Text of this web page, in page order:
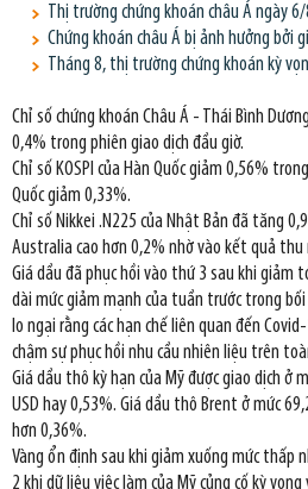
Thị trường chứng khoán châu Á ngày
Chứng khoán châu Á bị ảnh hưởng bởi
Tháng 8, thị trường chứng khoán kỳ
Chỉ số chứng khoán Châu Á - Thái Bình
0,4% trong phiên giao dịch đầu giờ.
Chỉ số KOSPI của Hàn Quốc giảm 0,56%
Quốc giảm 0,33%.
Chỉ số Nikkei .N225 của Nhật Bản đã tăng
Australia cao hơn 0,2% nhờ vào kết quả
Giá dầu đã phục hồi vào thứ 3 sau khi giảm
dài mức giảm mạnh của tuần trước trong bối
lo ngại rằng các hạn chế liên quan đến
chậm sự phục hồi nhu cầu nhiên liệu trên
Giá dầu thô kỳ hạn của Mỹ được giao dịch ở
USD hay 0,53%. Giá dầu thô Brent ở mức
hơn 0,36%.
Vàng ổn định sau khi giảm xuống mức
2 khi dữ liệu việc làm của Mỹ củng cố kỳ